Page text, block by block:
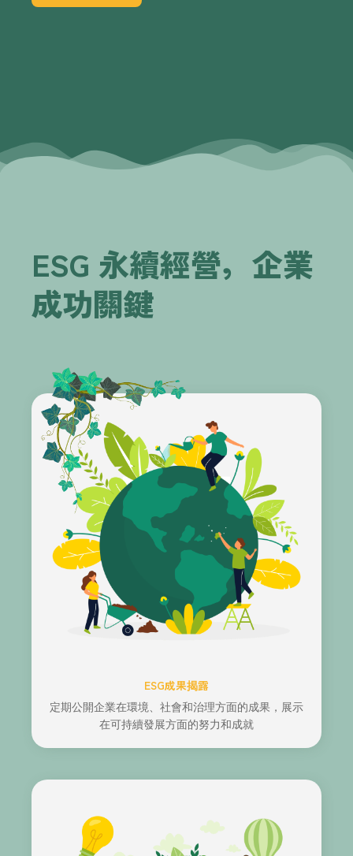
ESG 永續經營，企業
成功關鍵
ESG成果揭露
定期公開企業在環境、社會和治理方面的成果，展示
在可持續發展方面的努力和成就